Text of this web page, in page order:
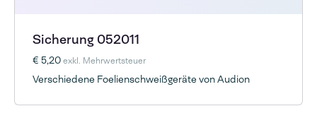
Sicherung 052011
€ 5,20exkl. Mehrwertsteuer
Verschiedene Foelienschweißgeräte von Audion